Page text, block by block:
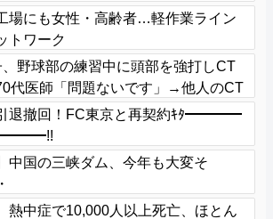
場にも女性・高齢者…軽作業ライン
トワーク
野球部の練習中に頭部を強打しCT
代医師「問題ないです」→他人のCT
学生死亡
退撤回！FC東京と再契約ｷﾀ━━━━
中国の三峡ダム、今年も大変そ
熱中症で10,000人以上死亡、ほとん